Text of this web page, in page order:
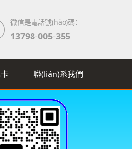
微信是電話號(hào)碼：
13798-005-355
聯(lián)系我們